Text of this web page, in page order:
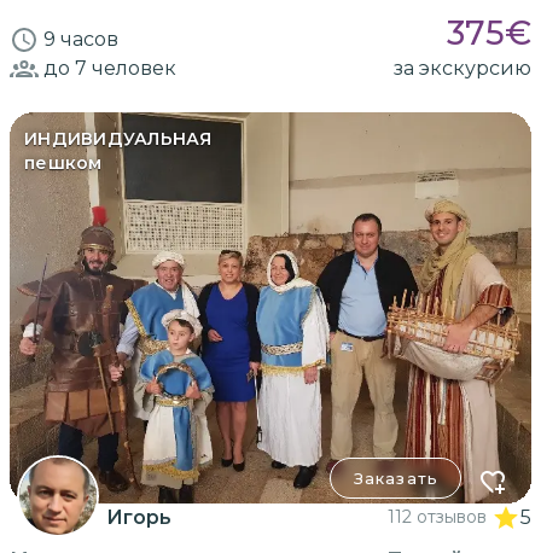
9 часов 375€
до 7 человек за экскурсию
ИНДИВИДУАЛЬНАЯ
пешком
Заказать
Игорь 112 отзывов 5